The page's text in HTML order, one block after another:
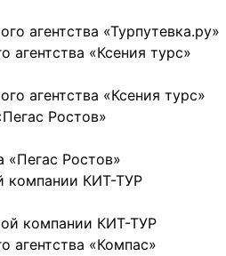
агентства «Ксения турс»
Ростов»
компании КИТ-ТУР
агентства «Компас»